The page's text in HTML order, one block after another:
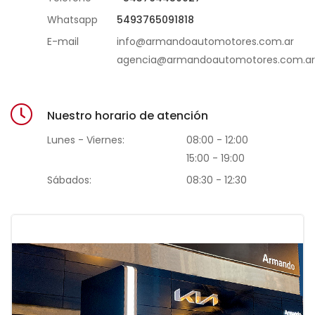
Whatsapp
5493765091818
E-mail
info@armandoautomotores.com.ar
agencia@armandoautomotores.com.ar
Nuestro horario de atención
Lunes - Viernes:
08:00 - 12:00
15:00 - 19:00
Sábados:
08:30 - 12:30